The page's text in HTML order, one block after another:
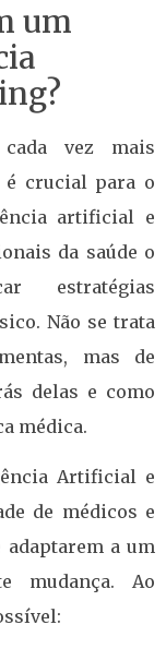
um
vez mais
é crucial para o
artificial e
da saúde o
estratégias
Não se trata
mas de
delas e como
médica.
Artificial e
de médicos e
a um
mudança. Ao